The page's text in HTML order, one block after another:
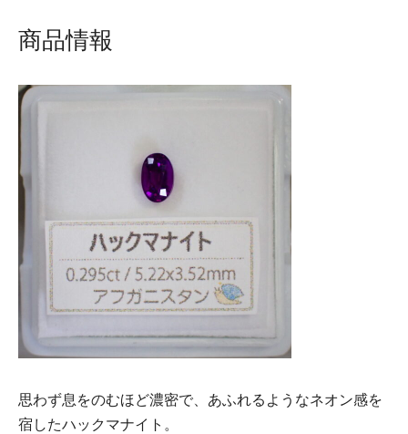
商品情報
思わず息をのむほど濃密で、あふれるようなネオン感を
宿したハックマナイト。